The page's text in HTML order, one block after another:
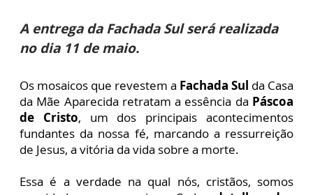
A entrega da Fachada Sul será realizada
no dia 11 de maio.
Os mosaicos que revestem a Fachada Sul da Casa
da Mãe Aparecida retratam a essência da Páscoa
de Cristo, um dos principais acontecimentos
fundantes da nossa fé, marcando a ressurreição
de Jesus, a vitória da vida sobre a morte.
Essa é a verdade na qual nós, cristãos, somos